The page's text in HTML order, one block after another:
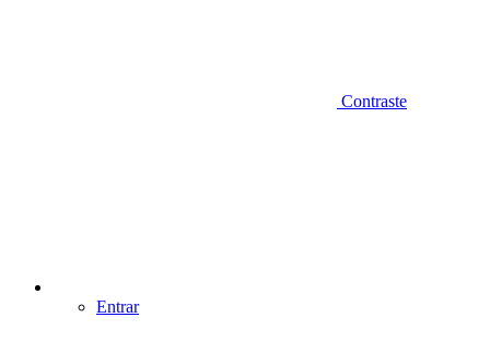
Contraste
Entrar